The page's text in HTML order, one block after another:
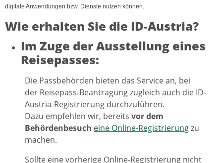
digitale Anwendungen bzw. Dienste nutzen können.
Wie erhalten Sie die ID-Austria?
Im Zuge der Ausstellung eines
Reisepasses:
Die Passbehörden bieten das Service an, bei
der Reisepass-Beantragung zugleich auch die ID-
Austria-Registrierung durchzuführen.
Dazu empfehlen wir, bereits vor dem
Behördenbesuch eine Online-Registrierungzu
machen.
Sollte eine vorherige Online-Registrierung nicht